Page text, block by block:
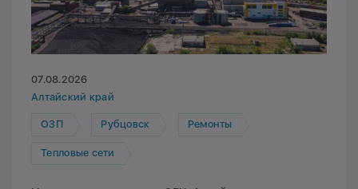
07.08.2026
Алтайский край
ОЗП Рубцовск Ремонты
Тепловые сети